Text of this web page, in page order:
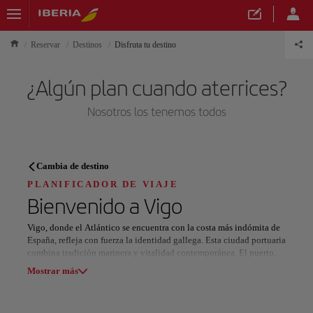
Reservar Destinos Disfruta tu destino
¿Algún plan cuando aterrices?
Nosotros los tenemos todos
PLANIFICADOR DE VIAJE
Descubre tu próximo destino
Nuestros destinos
Cambia de destino
PLANIFICADOR DE VIAJE
Bienvenido aVigo
Vigo, donde el Atlántico se encuentra con la costa más indómita de
España, refleja con fuerza la identidad gallega. Esta ciudad portuaria
combina tradición marinera y vitalidad contemporánea. El puerto
bulle de actividad, el casco antiguo invita a perderse entre calles
Mostrar más